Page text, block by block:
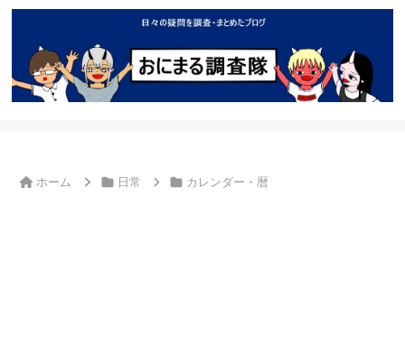
ホーム 日常 カレンダー・暦